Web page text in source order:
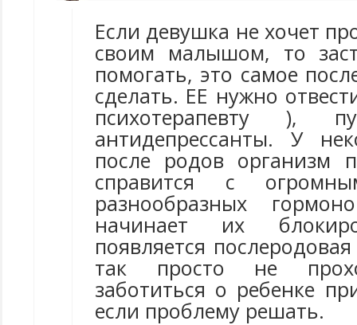
Если девушка не хочет
своим малышом, то
помогать, это самое
сделать. ЕЕ нужно
психотерапевту ),
антидепрессанты. У
после родов организм
справится с
разнообразных
начинает их
появляется
так просто не
заботиться о ребенке
если проблему решать.